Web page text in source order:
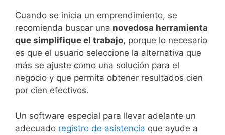
Cuando se inicia un emprendimiento, se
recomienda buscar una novedosa herramienta
que simplifique el trabajo, porque lo necesario
es que el usuario seleccione la alternativa que
más se ajuste como una solución para el
negocio y que permita obtener resultados cien
por cien efectivos.
Un software especial para llevar adelante un
adecuado registro de asistencia que ayude a